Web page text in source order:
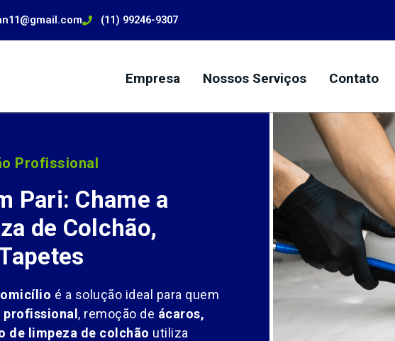
(11) 99246-9307
Empresa Nossos Serviços Contato
Profissional
Pari: Chame a
de Colchão,
é a solução ideal para quem
profissional, remoção de ácaros,
de limpeza de colchão utiliza